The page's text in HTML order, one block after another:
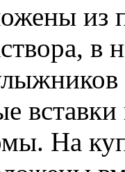
из
в
На